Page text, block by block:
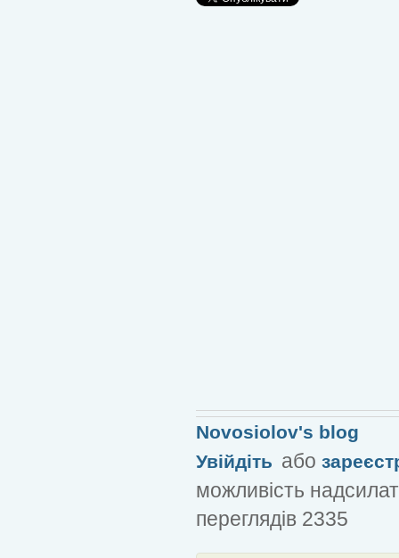
Novosiolov's blog
Увійдіть або
можливість
переглядів 2335